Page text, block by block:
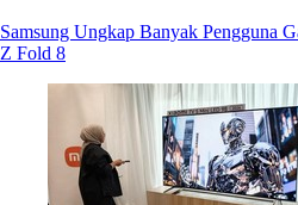
Samsung Ungkap Banyak Pengguna
Z Fold 8